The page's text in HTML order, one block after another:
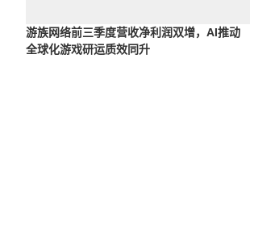
游族网络前三季度营收净利润双增，AI推动
全球化游戏研运质效同升